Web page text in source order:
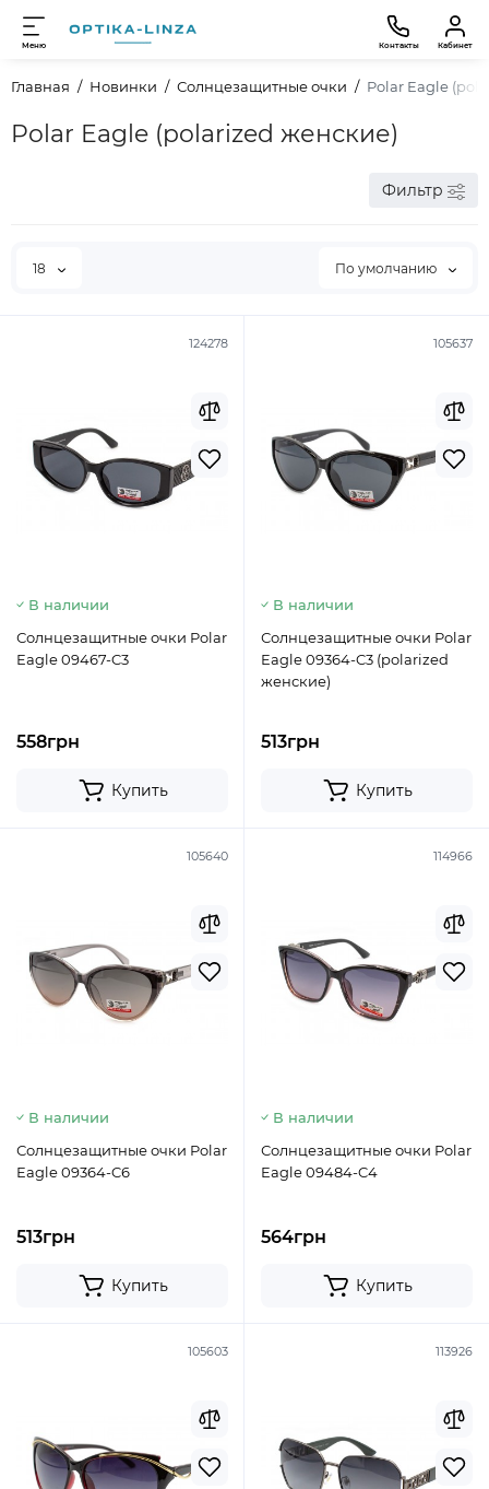
Меню Контакты Кабинет
Главная Новинки Солнцезащитные очки Polar Eagle
Polar Eagle (polarized женские)
Фильтр
18 По умолчанию
124278
В наличии
Солнцезащитные очки Polar
Eagle 09467-C3
558грн
Купить
105637
В наличии
Солнцезащитные очки Polar
Eagle 09364-C3 (polarized
женские)
513грн
Купить
105640
В наличии
Солнцезащитные очки Polar
Eagle 09364-C6
513грн
Купить
114966
В наличии
Солнцезащитные очки Polar
Eagle 09484-C4
564грн
Купить
105603 113926